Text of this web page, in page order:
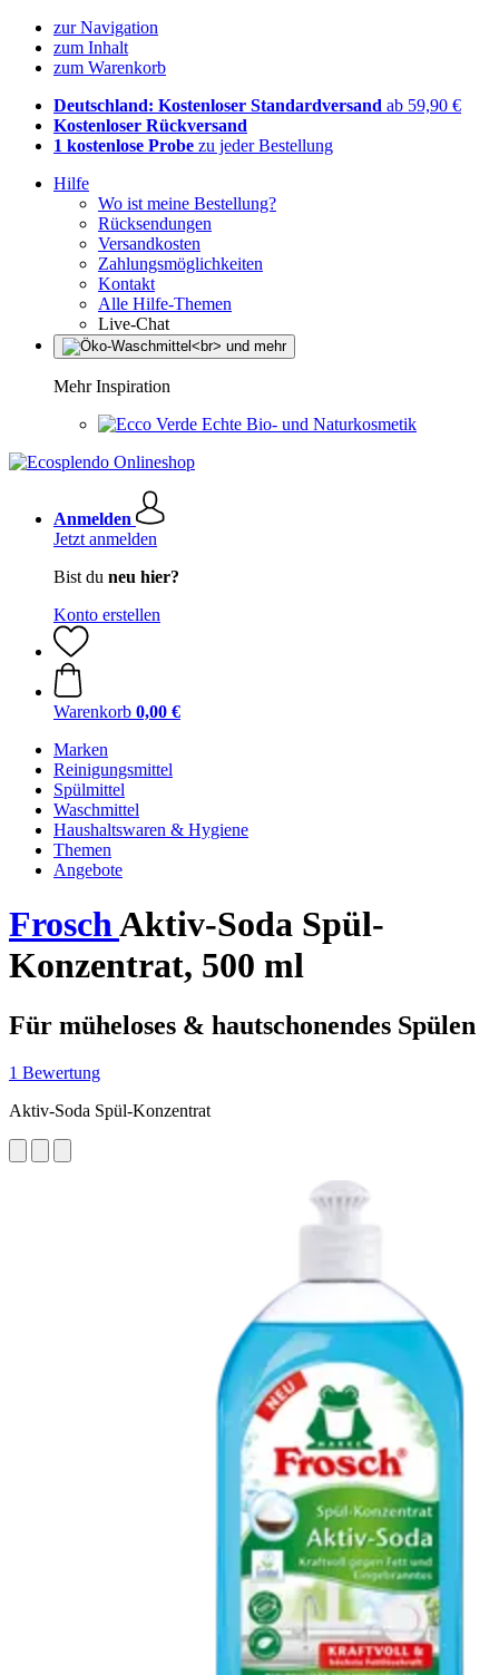
zur Navigation
zum Inhalt
zum Warenkorb
Deutschland: Kostenloser Standardversand ab 59,90 €
Kostenloser Rückversand
1 kostenlose Probe zu jeder Bestellung
Hilfe
Wo ist meine Bestellung?
Rücksendungen
Versandkosten
Zahlungsmöglichkeiten
Kontakt
Alle Hilfe-Themen
Live-Chat
Mehr Inspiration
Echte Bio- und Naturkosmetik
Anmelden
Jetzt anmelden
Bist du neu hier?
Konto erstellen
Warenkorb 0,00 €
Marken
Reinigungsmittel
Spülmittel
Waschmittel
Haushaltswaren & Hygiene
Themen
Angebote
FroschAktiv-Soda Spül-
Konzentrat, 500 ml
Für müheloses & hautschonendes Spülen
1 Bewertung
Aktiv-Soda Spül-Konzentrat